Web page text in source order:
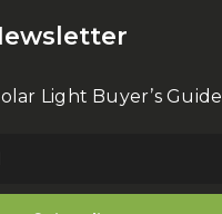
Light Buyer’s Guide